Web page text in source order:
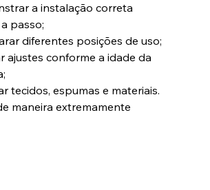
a instalação correta
passo;
diferentes posições de uso;
ajustes conforme a idade da
tecidos, espumas e materiais.
maneira extremamente